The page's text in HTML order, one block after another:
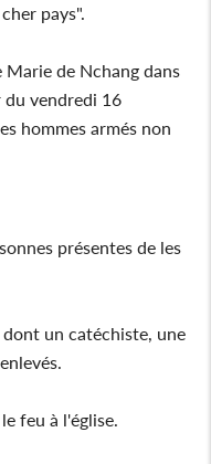
pays".
Marie de Nchang dans
du vendredi 16
hommes armés non
présentes de les
dont un catéchiste, une
feu à l'église.